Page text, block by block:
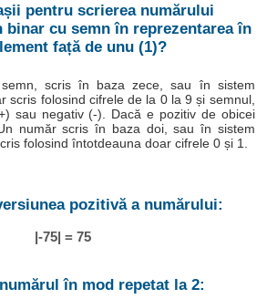
pentru scrierea numărului
cu semn în reprezentarea în
față de unu (1)?
scris în baza zece, sau în sistem
scris folosind cifrele de la 0 la 9 și semnul,
sau negativ (-). Dacă e pozitiv de obicei
număr scris în baza doi, sau în sistem
folosind întotdeauna doar cifrele 0 și 1.
pozitivă a numărului:
|-75| = 75
în mod repetat la 2: